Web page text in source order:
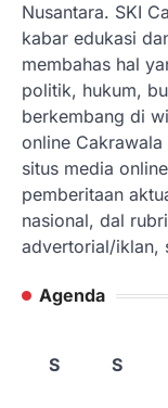
Nusantara. SKI
kabar edukasi
membahas hal
politik, hukum,
berkembang di
online
situs media
pemberitaan
nasional, dal
advertorial/iklan,
Agenda
S
S